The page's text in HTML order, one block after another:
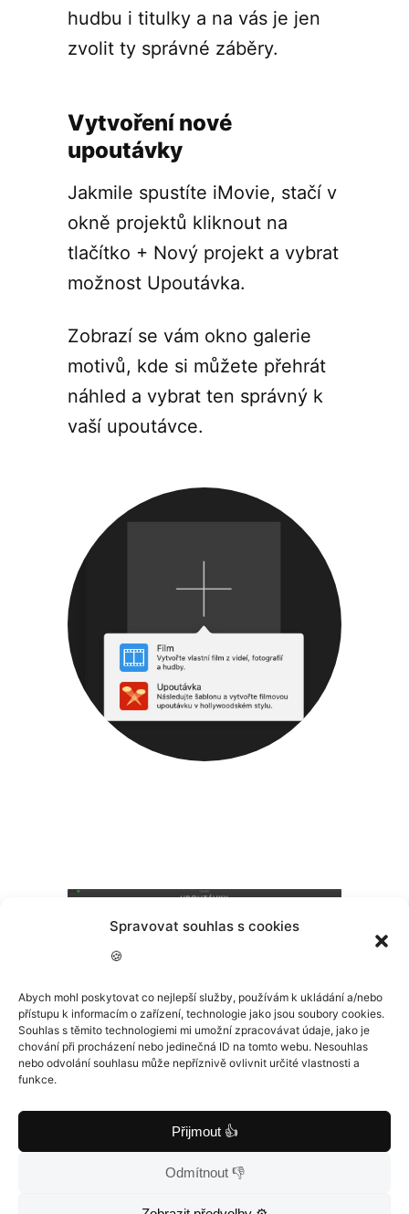
Spravovat souhlas s cookies
🍪
Abych mohl poskytovat co nejlepší služby, používám k ukládání a/nebo
přístupu k informacím o zařízení, technologie jako jsou soubory cookies.
Souhlas s těmito technologiemi mi umožní zpracovávat údaje, jako je
chování při procházení nebo jedinečná ID na tomto webu. Nesouhlas
nebo odvolání souhlasu může nepříznivě ovlivnit určité vlastnosti a
funkce.
Přijmout 👍
Odmítnout 👎
hudbu i titulky a na vás je jen
zvolit ty správné záběry.
Vytvoření nové
upoutávky
Jakmile spustíte iMovie, stačí v
okně projektů kliknout na
tlačítko + Nový projekt a vybrat
možnost Upoutávka.
Zobrazí se vám okno galerie
motivů, kde si můžete přehrát
náhled a vybrat ten správný k
vaší upoutávce.
3, 2, 1 a je hotovo